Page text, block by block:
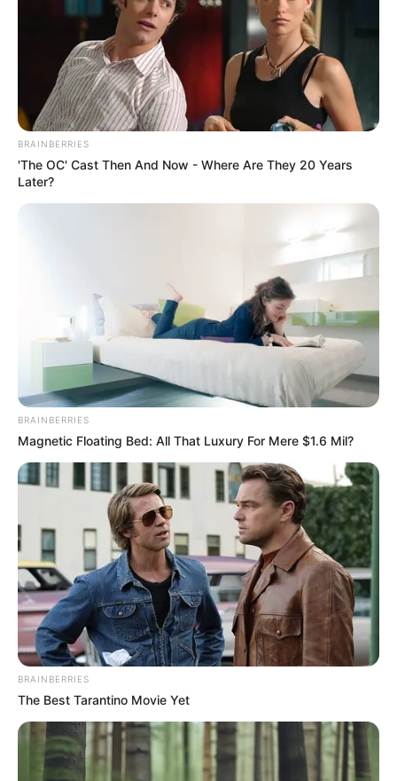
Curso Técnico em ACS e ACE. —Foto/Reprodução
Saúde com Agente: Troca de Escolaridade
PublicadonoJASB
Grupos no WhatsApp
Serviço para troca de Escolaridade do
Estudante.
Para solicitar a troca de Escolaridade siga os orientações
BRAINBERRIES
'The OC' Cast Then And Now - Where Are They 20 Years
Later?
BRAINBERRIES
Magnetic Floating Bed: All That Luxury For Mere $1.6 Mil?
BRAINBERRIES
The Best Tarantino Movie Yet